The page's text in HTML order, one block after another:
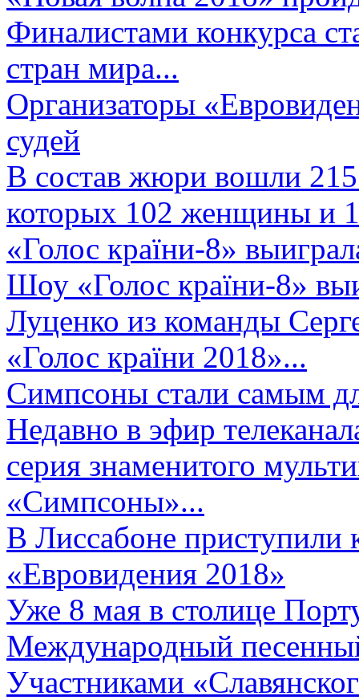
Финалистами конкурса
стран мира...
Организаторы
судей
В состав жюри вошли 215
которых 102 женщины и
«Голос країни-8»
Шоу «Голос країни-8»
Луценко из команды
«Голос країни 2018»...
Симпсоны стали самым
Недавно в эфир
серия знаменитого
«Симпсоны»...
В Лиссабоне приступили
«Евровидения 2018»
Уже 8 мая в столице
Международный
Участниками